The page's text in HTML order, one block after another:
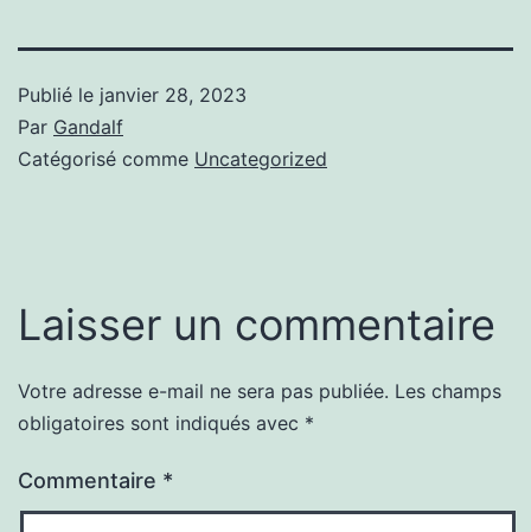
Publié le janvier 28, 2023
Par Gandalf
Catégorisé comme Uncategorized
Laisser un commentaire
Votre adresse e-mail ne sera pas publiée. Les champs
obligatoires sont indiqués avec *
Commentaire *